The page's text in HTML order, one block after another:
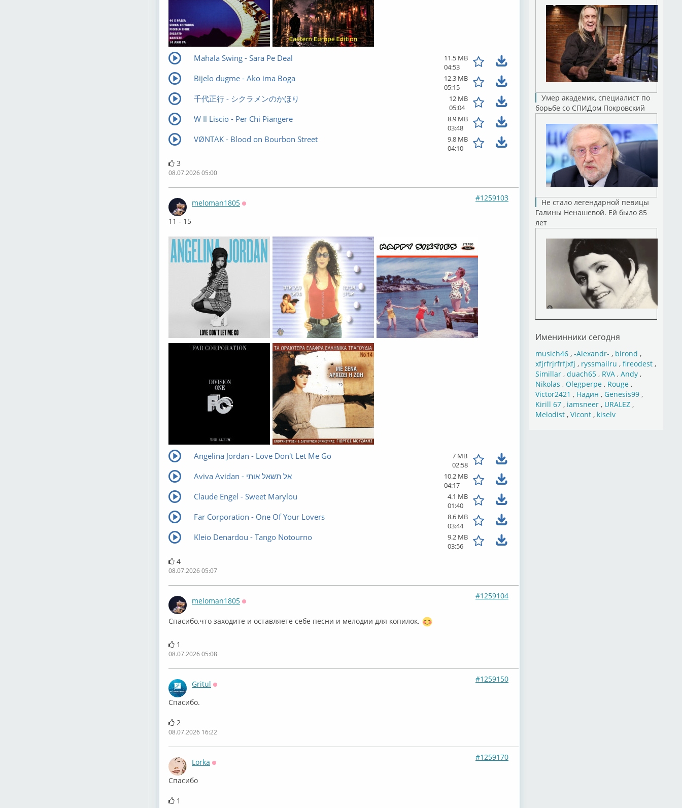
Mahala Swing - Sara Pe Deal
11.5 MB
04:53
Bijelo dugme - Ako ima Boga
12.3 MB
05:15
千代正行 - シクラメンのかほり
12 MB
05:04
W Il Liscio - Per Chi Piangere
8.9 MB
03:48
VØNTAK - Blood on Bourbon Street
9.8 MB
04:10
3
08.07.2026 05:00
meloman1805
#1259103
11 - 15
Angelina Jordan - Love Don't Let Me Go
7 MB
02:58
Aviva Avidan - אל תשאל אותי
10.2 MB
04:17
Claude Engel - Sweet Marylou
4.1 MB
01:40
Far Corporation - One Of Your Lovers
8.6 MB
03:44
Kleio Denardou - Tango Notourno
9.2 MB
03:56
4
08.07.2026 05:07
meloman1805
#1259104
⁣Спасибо,что заходите и оставляете себе песни и мелодии для копилок.
1
08.07.2026 05:08
Gritul
#1259150
Спасибо.
2
08.07.2026 16:22
Lorka
#1259170
Спасибо
1
Умер академик, специалист по
борьбе со СПИДом Покровский
Не стало легендарной певицы
Галины Ненашевой. Ей было 85
лет
Именинники сегодня
musich46, -Alexandr- , birond ,
xfjrfrjrfrfjxfj , ryssmailru , fireodest,
Simillar, duach65, RVA, Andy,
Nikolas , Olegperpe, Rouge,
Victor2421 , Надин , Genesis99,
Kirill 67, iamsneer, URALEZ,
Melodist, Vicont, kiselv